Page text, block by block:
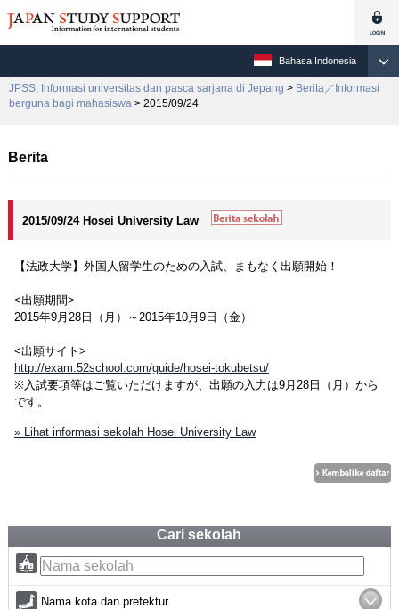
Bahasa Indonesia
JPSS, Informasi universitas dan pasca sarjana di Jepang > Berita／Informasi
berguna bagi mahasiswa > 2015/09/24
Berita
2015/09/24 Hosei University Law
【法政大学】外国人留学生のための入試、まもなく出願開始！
<出願期間>
2015年9月28日（月）～2015年10月9日（金）
<出願サイト>
http://exam.52school.com/guide/hosei-tokubetsu/
※入試要項等はご覧いただけますが、出願の入力は9月28日（月）から
です。
» Lihat informasi sekolah Hosei University Law
Cari sekolah
Nama kota dan prefektur